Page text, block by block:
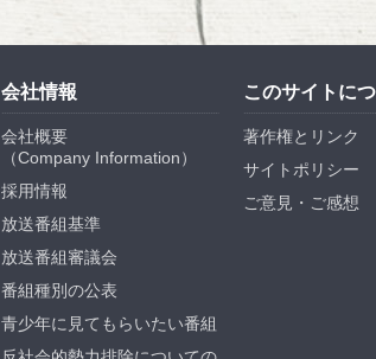
会社情報
会社概要
（Company Information）
採用情報
放送番組基準
放送番組審議会
番組種別の公表
青少年に見てもらいたい番組
このサイトに
著作権とリンク
サイトポリシー
ご意見・ご感想